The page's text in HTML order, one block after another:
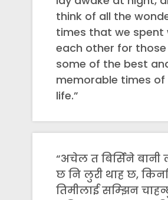
think of all the
times that we spent
each other for those
some of the best
memorable times of
life.”
“अचेल त बिर्सिने बानी
छ नि लुरी थाह छ,
तिमीलाई सम्झिन